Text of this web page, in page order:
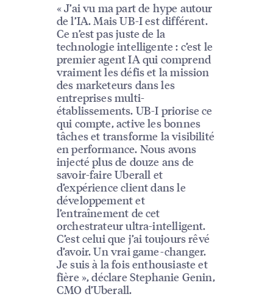
« J’ai vu ma part de hype autour
de l’IA. Mais UB-I est différent.
Ce n’est pas juste de la
technologie intelligente : c’est le
premier agent IA qui comprend
vraiment les défis et la mission
des marketeurs dans les
entreprises multi-
établissements. UB-I priorise ce
qui compte, active les bonnes
tâches et transforme la visibilité
en performance. Nous avons
injecté plus de douze ans de
savoir-faire Uberall et
d’expérience client dans le
développement et
l’entraînement de cet
orchestrateur ultra-intelligent.
C’est celui que j’ai toujours rêvé
d’avoir. Un vrai game-changer.
Je suis à la fois enthousiaste et
fière », déclare Stephanie Genin,
CMO d’Uberall.